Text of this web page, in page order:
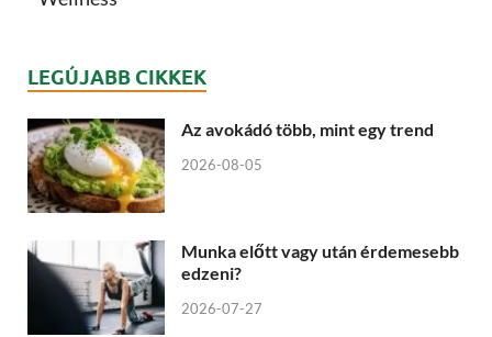
LEGÚJABB CIKKEK
Az avokádó több, mint egy trend
2026-08-05
Munka előtt vagy után érdemesebb
edzeni?
2026-07-27